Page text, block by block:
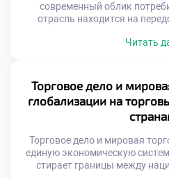
современный облик
отрасль находится на
экономические замыслы
Масштабирование
управленческих подходов.
становится залогом
ожидает
Читать
Торговое дело и
глобализации на
Торговое дело и мировая
единую экономическую
стирает границы между